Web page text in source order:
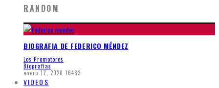
RANDOM
BIOGRAFIA DE FEDERICO MÉNDEZ
Los Promotores
Biografias
enero 17, 2020 16483
VIDEOS